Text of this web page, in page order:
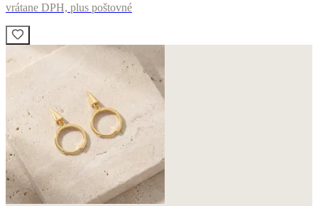
vrátane DPH, plus poštovné